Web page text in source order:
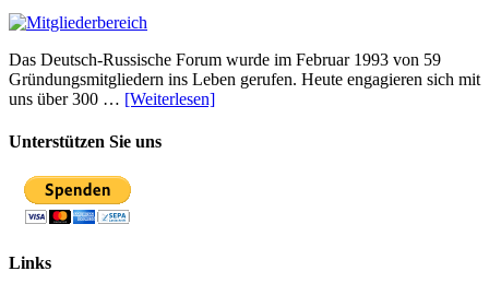
Das Deutsch-Russische Forum wurde im Februar 1993 von 59
Gründungsmitgliedern ins Leben gerufen. Heute engagieren sich mit
uns über 300 … [Weiterlesen]
Unterstützen Sie uns
Links